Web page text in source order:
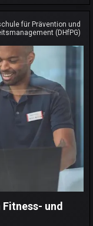
für Prävention und
(DHfPG)
und